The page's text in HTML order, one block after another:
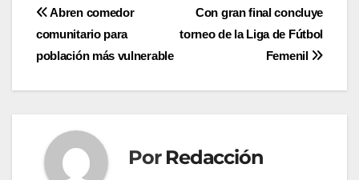
Navegación
de
entradas
Con gran final concluye
torneo de la Liga de Fútbol
Femenil
Abren comedor
comunitario para
población más vulnerable
Por Redacción